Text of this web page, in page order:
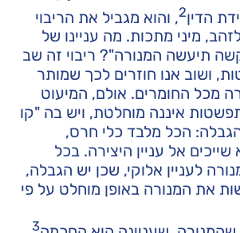
הדין2, והוא מגביל את הריבוי
מיני מתכות. מה עניינו של
תיעשה המנורה"? ריבוי זה שב
ושוב אנו חוזרים לכך שמותר
מכל החומרים. אולם, המיעוט
איננה מוחלטת, ויש בה "קו
הכל מלבד כלי חרס,
אל עניין היצירה. בכל
לעניין אלוקי, שכן יש הגבלה,
את המנורה באופן מוחלט על פי
3